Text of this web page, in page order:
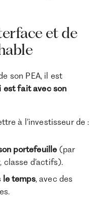
et de
son PEA, il est
est fait avec son
à l’investisseur de :
portefeuille (par
classe d’actifs).
le temps, avec des